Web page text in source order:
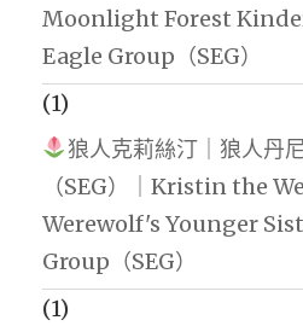
Moonlight Forest
Eagle Group（SEG）
(1)
狼人克莉絲汀｜狼人丹
（SEG）｜Kristin the
Werewolf's Younger
Group（SEG）
(1)